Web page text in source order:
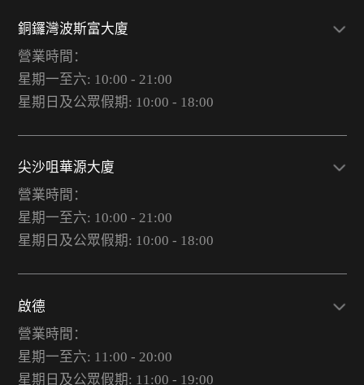
銅鑼灣波斯富大廈
營業時間：
星期一至六: 10:00 - 21:00
星期日及公眾假期: 10:00 - 18:00
尖沙咀華源大廈
營業時間：
星期一至六: 10:00 - 21:00
星期日及公眾假期: 10:00 - 18:00
啟德
營業時間：
星期一至六: 11:00 - 20:00
星期日及公眾假期: 11:00 - 19:00